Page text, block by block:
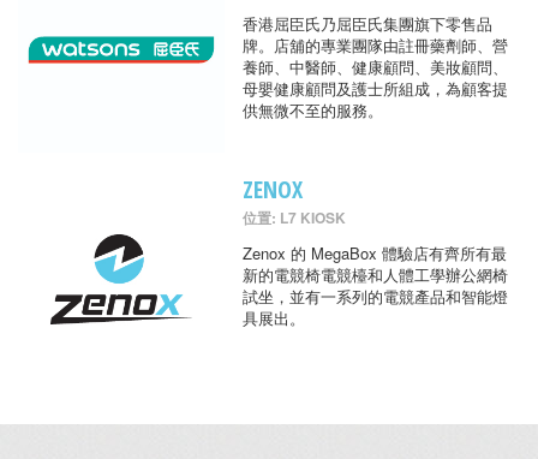
香港屈臣氏乃屈臣氏集團旗下零售品
牌。店舖的專業團隊由註冊藥劑師、營
養師、中醫師、健康顧問、美妝顧問、
母嬰健康顧問及護士所組成，為顧客提
供無微不至的服務。
ZENOX
位置: L7 KIOSK
Zenox 的 MegaBox 體驗店有齊所有最
新的電競椅電競檯和人體工學辦公網椅
試坐，並有一系列的電競產品和智能燈
具展出。